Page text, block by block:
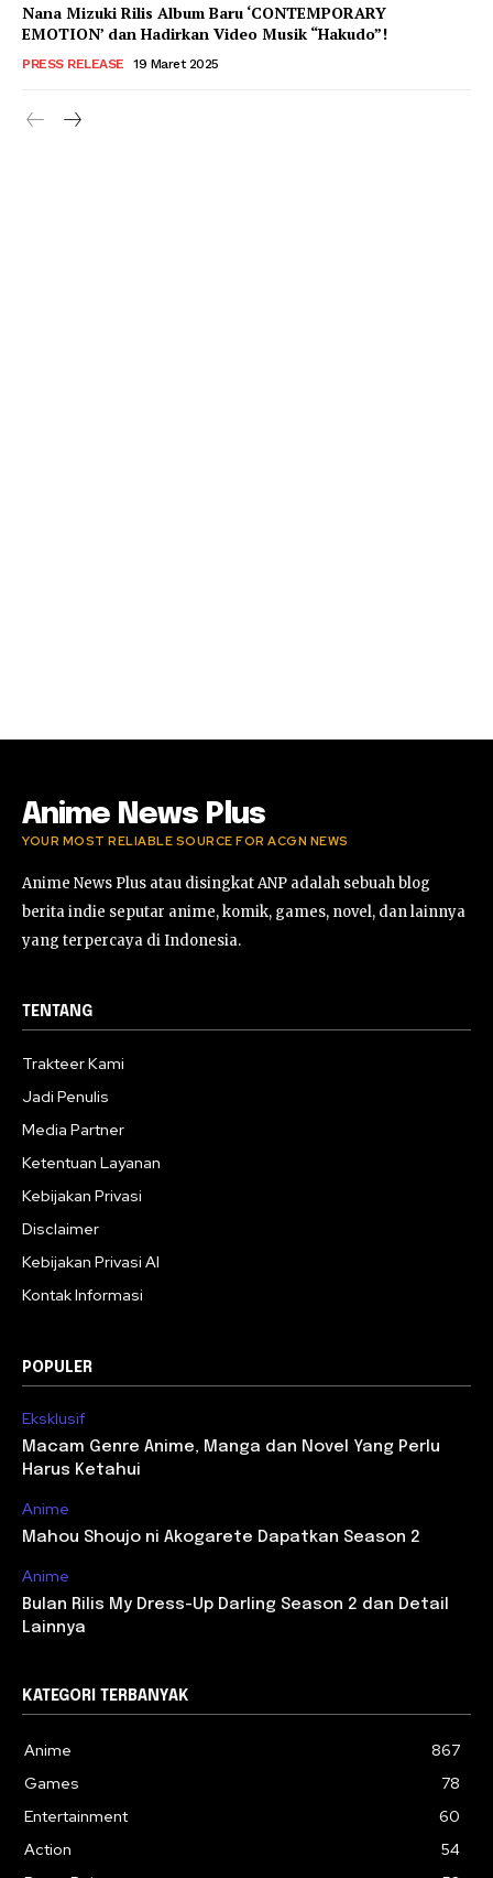
Nana Mizuki Rilis Album Baru ‘CONTEMPORARY
EMOTION’ dan Hadirkan Video Musik “Hakudo”!
PRESS RELEASE 19 Maret 2025
Anime News Plus
YOUR MOST RELIABLE SOURCE FOR ACGN NEWS
Anime News Plus atau disingkat ANP adalah sebuah blog
berita indie seputar anime, komik, games, novel, dan lainnya
yang terpercaya di Indonesia.
TENTANG
Trakteer Kami
Jadi Penulis
Media Partner
Ketentuan Layanan
Kebijakan Privasi
Disclaimer
Kebijakan Privasi AI
Kontak Informasi
POPULER
Eksklusif
Macam Genre Anime, Manga dan Novel Yang Perlu
Harus Ketahui
Anime
Mahou Shoujo ni Akogarete Dapatkan Season 2
Anime
Bulan Rilis My Dress-Up Darling Season 2 dan Detail
Lainnya
KATEGORI TERBANYAK
Anime
867
Games
78
Entertainment
60
Action
54